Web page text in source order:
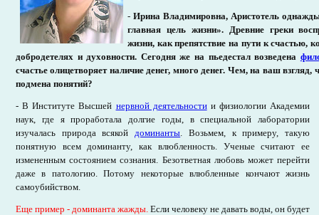
-Ирина Владимировна, Аристотель однажды
главная цель жизни». Древние греки
жизни, как препятствие на пути к счастью,
добродетелях и духовности. Сегодня же на пьедестал возведена
счастье олицетворяет наличие денег, много денег. Чем, на ваш взгляд,
подмена понятий?
- В Институте Высшей нервной деятельностии физиологии Академии
наук, где я проработала долгие годы, в специальной лаборатории
изучалась природа всякойдоминанты. Возьмем, к примеру, такую
понятную всем доминанту, как влюбленность. Ученые считают ее
измененным состоянием сознания. Безответная любовь может перейти
даже в патологию. Потому некоторые влюбленные кончают жизнь
самоубийством.
Еще пример - доминанта жажды. Если человеку не давать воды, он будет